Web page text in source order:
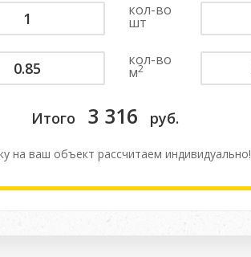
кол-во
шт
кол-во
м2
Итого 3 316 руб.
на ваш объект расcчитаем индивидуально!